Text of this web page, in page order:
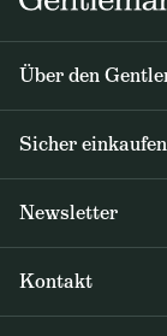
Über den
Journal
Sicher einkaufen
AGB / Datenschutz
Newsletter
Gentleman Store
Sonderangebote
Kontakt